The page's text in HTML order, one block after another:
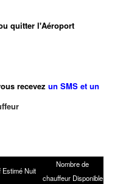
quitter l'Aéroport
recevez un SMS et un
Estimé Nuit
Nombre de
chauffeur Disponible